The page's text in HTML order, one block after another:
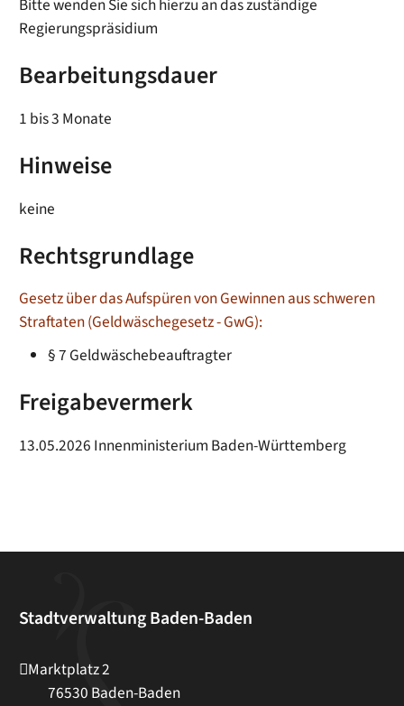
Bitte wenden Sie sich hierzu an das zuständige
Regierungspräsidium
Bearbeitungsdauer
1 bis 3 Monate
Hinweise
keine
Rechtsgrundlage
Gesetz über das Aufspüren von Gewinnen aus schweren
Straftaten (Geldwäschegesetz - GwG):
§ 7 Geldwäschebeauftragter
Freigabevermerk
13.05.2026 Innenministerium Baden-Württemberg
Stadtverwaltung Baden-Baden
Marktplatz 2
76530 Baden-Baden